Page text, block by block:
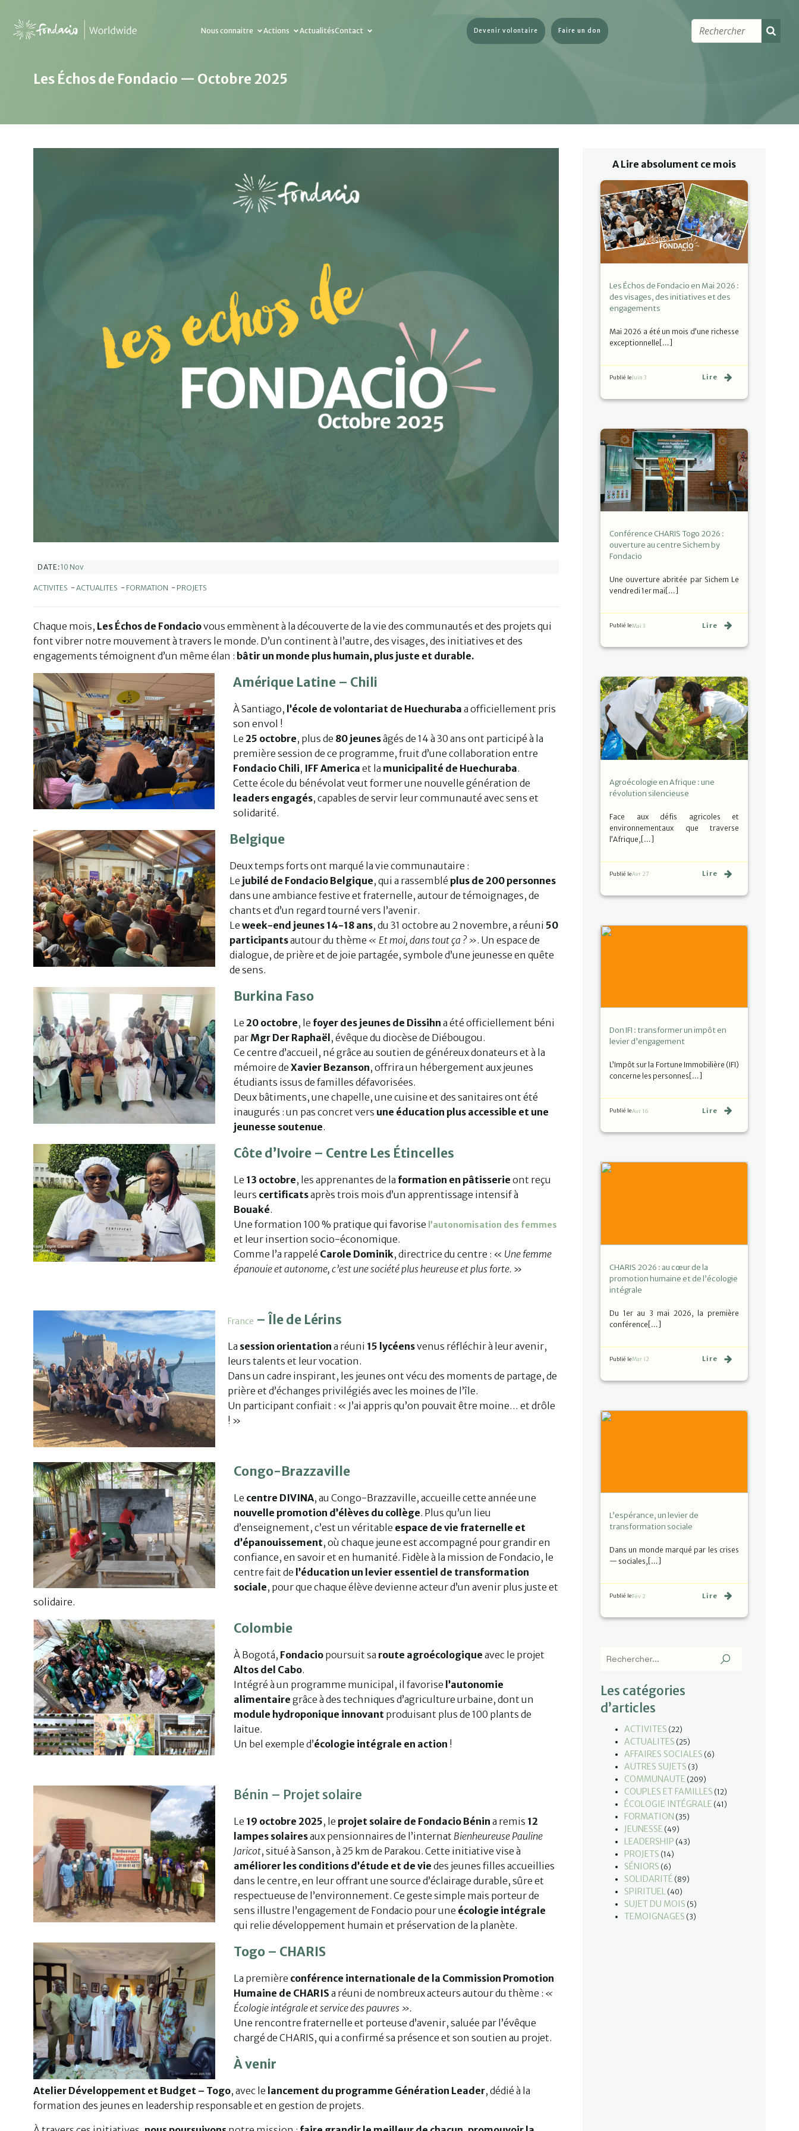
Nous connaitre Actions ActualitésContact Devenir volontaire Faire un don
Les Échos de Fondacio — Octobre 2025
DATE:10 Nov
ACTIVITES - ACTUALITES - FORMATION - PROJETS
Chaque mois, Les Échos de Fondaciovous emmènent à la découverte de la vie des communautés et des projets qui
font vibrer notre mouvement à travers le monde. D’un continent à l’autre, des visages, des initiatives et des
engagements témoignent d’un même élan : bâtir un monde plus humain, plus juste et durable.
Amérique Latine – Chili
À Santiago, l’école de volontariat de Huechuraba a officiellement pris
son envol !
Le25 octobre, plus de 80 jeunesâgés de 14 à 30 ans ont participé à la
première session de ce programme, fruit d’une collaboration entre
Fondacio Chili, IFF America et la municipalité de Huechuraba.
Cette école du bénévolat veut former une nouvelle génération de
leaders engagés, capables de servir leur communauté avec sens et
solidarité.
Belgique
Deux temps forts ont marqué la vie communautaire :
Le jubilé de Fondacio Belgique, qui a rassemblé plus de 200 personnes
dans une ambiance festive et fraternelle, autour de témoignages, de
chants et d’un regard tourné vers l’avenir.
Le week-end jeunes 14-18 ans, du 31 octobre au 2 novembre, a réuni 50
participantsautour du thème « Et moi, dans tout ça ? ». Un espace de
dialogue, de prière et de joie partagée, symbole d’une jeunesse en quête
de sens.
Burkina Faso
Le20 octobre, le foyer des jeunes de Dissihn a été officiellement béni
par Mgr Der Raphaël , évêque du diocèse de Diébougou.
Ce centre d’accueil, né grâce au soutien de généreux donateurs et à la
mémoire deXavier Bezanson, offrira un hébergement aux jeunes
étudiants issus de familles défavorisées.
Deux bâtiments, une chapelle, une cuisine et des sanitaires ont été
inaugurés : un pas concret vers une éducation plus accessible et une
jeunesse soutenue.
Côte d’Ivoire – Centre Les Étincelles
Le 13 octobre, les apprenantes de la formation en pâtisserie ont reçu
leurs certificatsaprès trois mois d’un apprentissage intensif à
Bouaké.
Une formation 100 % pratique qui favorise l’autonomisation des femmes
et leur insertion socio-économique.
Comme l’a rappelé Carole Dominik, directrice du centre : « Une femme
épanouie et autonome, c’est une société plus heureuse et plus forte. »
France – Île de Lérins
La session orientation a réuni 15 lycéensvenus réfléchir à leur avenir,
leurs talents et leur vocation.
Dans un cadre inspirant, les jeunes ont vécu des moments de partage, de
prière et d’échanges privilégiés avec les moines de l’île.
Un participant confiait : « J’ai appris qu’on pouvait être moine… et drôle
! »
Congo-Brazzaville
Le centre DIVINA, au Congo-Brazzaville, accueille cette année une
nouvelle promotion d’élèves du collège. Plus qu’un lieu
d’enseignement, c’est un véritable espace de vie fraternelle et
d’épanouissement, où chaque jeune est accompagné pour grandir en
confiance, en savoir et en humanité. Fidèle à la mission de Fondacio, le
centre fait de l’éducation un levier essentiel de transformation
sociale, pour que chaque élève devienne acteur d’un avenir plus juste et
solidaire.
Colombie
À Bogotá, Fondacio poursuit sa route agroécologique avec le projet
Altos del Cabo.
Intégré à un programme municipal, il favorise l’autonomie
alimentaire grâce à des techniques d’agriculture urbaine, dont un
module hydroponique innovant produisant plus de 100 plants de
laitue.
Un bel exemple d’écologie intégrale en action !
Bénin – Projet solaire
Le 19 octobre 2025, le projet solaire de Fondacio Bénin a remis 12
lampes solairesaux pensionnaires de l’internat Bienheureuse Pauline
Jaricot, situé à Sanson, à 25 km de Parakou. Cette initiative vise à
améliorer les conditions d’étude et de vie des jeunes filles accueillies
dans le centre, en leur offrant une source d’éclairage durable, sûre et
respectueuse de l’environnement. Ce geste simple mais porteur de
sens illustre l’engagement de Fondacio pour une écologie intégrale
qui relie développement humain et préservation de la planète.
Togo – CHARIS
La première conférence internationale de la Commission Promotion
Humaine de CHARIS a réuni de nombreux acteurs autour du thème : «
Écologie intégrale et service des pauvres ».
Une rencontre fraternelle et porteuse d’avenir, saluée par l’évêque
chargé de CHARIS, qui a confirmé sa présence et son soutien au projet.
À venir
Atelier Développement et Budget – Togo, avec le lancement du programme Génération Leader, dédié à la
formation des jeunes en leadership responsable et en gestion de projets.
A Lire absolument ce mois
Les Échos de Fondacio en Mai 2026 :
des visages, des initiatives et des
engagements
Mai 2026 a été un mois d’une richesse
exceptionnelle[…]
Publié leJuin 3 Lire
Conférence CHARIS Togo 2026 :
ouverture au centre Sichem by
Fondacio
Une ouverture abritée par Sichem Le
vendredi 1er mai[…]
Publié leMai 3 Lire
Agroécologie en Afrique : une
révolution silencieuse
Face aux défis agricoles et
environnementaux que traverse
l’Afrique,[…]
Publié leAvr 27 Lire
Don IFI : transformer un impôt en
levier d’engagement
L’Impôt sur la Fortune Immobilière (IFI)
concerne les personnes[…]
Publié leAvr 16 Lire
CHARIS 2026 : au cœur de la
promotion humaine et de l’écologie
intégrale
Du 1er au 3 mai 2026, la première
conférence[…]
Publié leMar 12 Lire
L’espérance, un levier de
transformation sociale
Dans un monde marqué par les crises
— sociales,[…]
Publié leFév 2 Lire
Les catégories
d’articles
ACTIVITES (22)
ACTUALITES (25)
AFFAIRES SOCIALES (6)
AUTRES SUJETS (3)
COMMUNAUTE (209)
COUPLES ET FAMILLES (12)
ÉCOLOGIE INTÉGRALE (41)
FORMATION (35)
JEUNESSE (49)
LEADERSHIP (43)
PROJETS (14)
SÉNIORS (6)
SOLIDARITÉ (89)
SPIRITUEL (40)
SUJET DU MOIS (5)
TEMOIGNAGES (3)